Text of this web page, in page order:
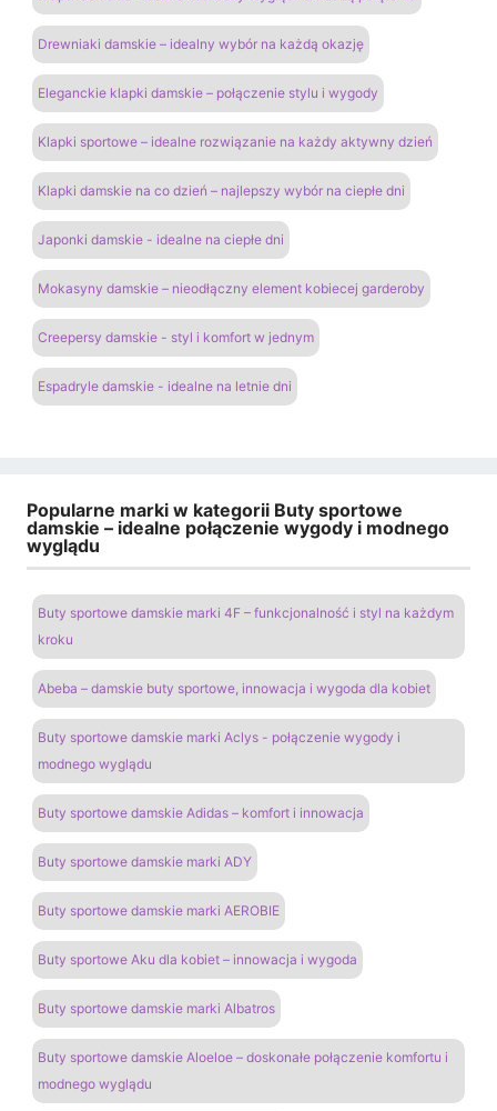
Drewniaki damskie – idealny wybór na każdą okazję
Eleganckie klapki damskie – połączenie stylu i wygody
Klapki sportowe – idealne rozwiązanie na każdy aktywny dzień
Klapki damskie na co dzień – najlepszy wybór na ciepłe dni
Japonki damskie - idealne na ciepłe dni
Mokasyny damskie – nieodłączny element kobiecej garderoby
Creepersy damskie - styl i komfort w jednym
Espadryle damskie - idealne na letnie dni
Popularne marki w kategorii Buty sportowe
damskie – idealne połączenie wygody i modnego
wyglądu
Buty sportowe damskie marki 4F – funkcjonalność i styl na każdym
kroku
Abeba – damskie buty sportowe, innowacja i wygoda dla kobiet
Buty sportowe damskie marki Aclys - połączenie wygody i
modnego wyglądu
Buty sportowe damskie Adidas – komfort i innowacja
Buty sportowe damskie marki ADY
Buty sportowe damskie marki AEROBIE
Buty sportowe Aku dla kobiet – innowacja i wygoda
Buty sportowe damskie marki Albatros
Buty sportowe damskie Aloeloe – doskonałe połączenie komfortu i
modnego wyglądu